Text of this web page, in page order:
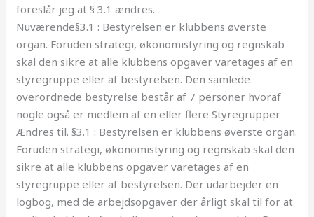
foreslår jeg at § 3.1 ændres.
Nuværende§3.1 : Bestyrelsen er klubbens øverste
organ. Foruden strategi, økonomistyring og regnskab
skal den sikre at alle klubbens opgaver varetages af en
styregruppe eller af bestyrelsen. Den samlede
overordnede bestyrelse består af 7 personer hvoraf
nogle også er medlem af en eller flere Styregrupper
Ændres til. §3.1 : Bestyrelsen er klubbens øverste organ.
Foruden strategi, økonomistyring og regnskab skal den
sikre at alle klubbens opgaver varetages af en
styregruppe eller af bestyrelsen. Der udarbejder en
logbog, med de arbejdsopgaver der årligt skal til for at